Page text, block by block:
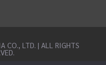
CO., LTD. | ALL RIGHTS